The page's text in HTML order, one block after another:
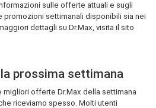
sulle offerte attuali e sugli
promozioni settimanali disponibili sia nei
dettagli su Dr.Max, visita il sito
prossima settimana
migliori offerte Dr.Max della settimana
riceviamo spesso. Molti utenti